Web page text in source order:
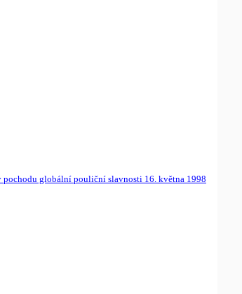
pochodu globální pouliční slavnosti 16. května 1998